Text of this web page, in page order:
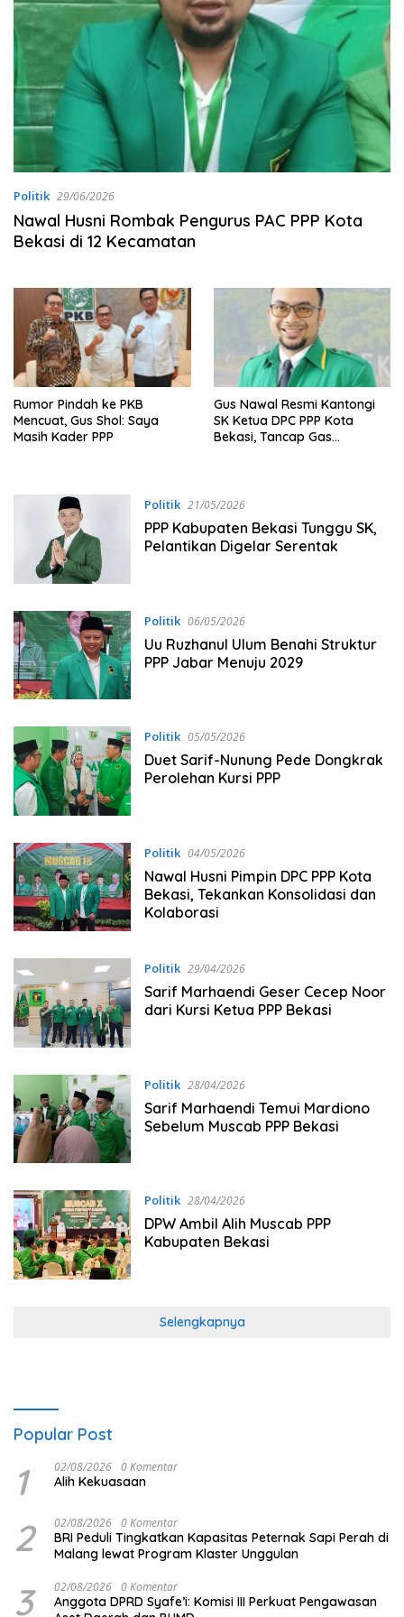
Politik 29/06/2026
Nawal Husni Rombak Pengurus PAC PPP Kota
Bekasi di 12 Kecamatan
Rumor Pindah ke PKB
Mencuat, Gus Shol: Saya
Masih Kader PPP
Gus Nawal Resmi Kantongi
SK Ketua DPC PPP Kota
Bekasi, Tancap Gas
Politik 21/05/2026
PPP Kabupaten Bekasi Tunggu SK,
Pelantikan Digelar Serentak
Politik 06/05/2026
Uu Ruzhanul Ulum Benahi Struktur
PPP Jabar Menuju 2029
Politik 05/05/2026
Duet Sarif-Nunung Pede Dongkrak
Perolehan Kursi PPP
Politik 04/05/2026
Nawal Husni Pimpin DPC PPP Kota
Bekasi, Tekankan Konsolidasi dan
Kolaborasi
Politik 29/04/2026
Sarif Marhaendi Geser Cecep Noor
dari Kursi Ketua PPP Bekasi
Politik 28/04/2026
Sarif Marhaendi Temui Mardiono
Sebelum Muscab PPP Bekasi
Politik 28/04/2026
DPW Ambil Alih Muscab PPP
Kabupaten Bekasi
Selengkapnya
Popular Post
1 02/08/2026 0 Komentar
Alih Kekuasaan
2 02/08/2026 0 Komentar
BRI Peduli Tingkatkan Kapasitas Peternak Sapi Perah di
Malang lewat Program Klaster Unggulan
3 02/08/2026 0 Komentar
Anggota DPRD Syafe’i: Komisi III Perkuat Pengawasan